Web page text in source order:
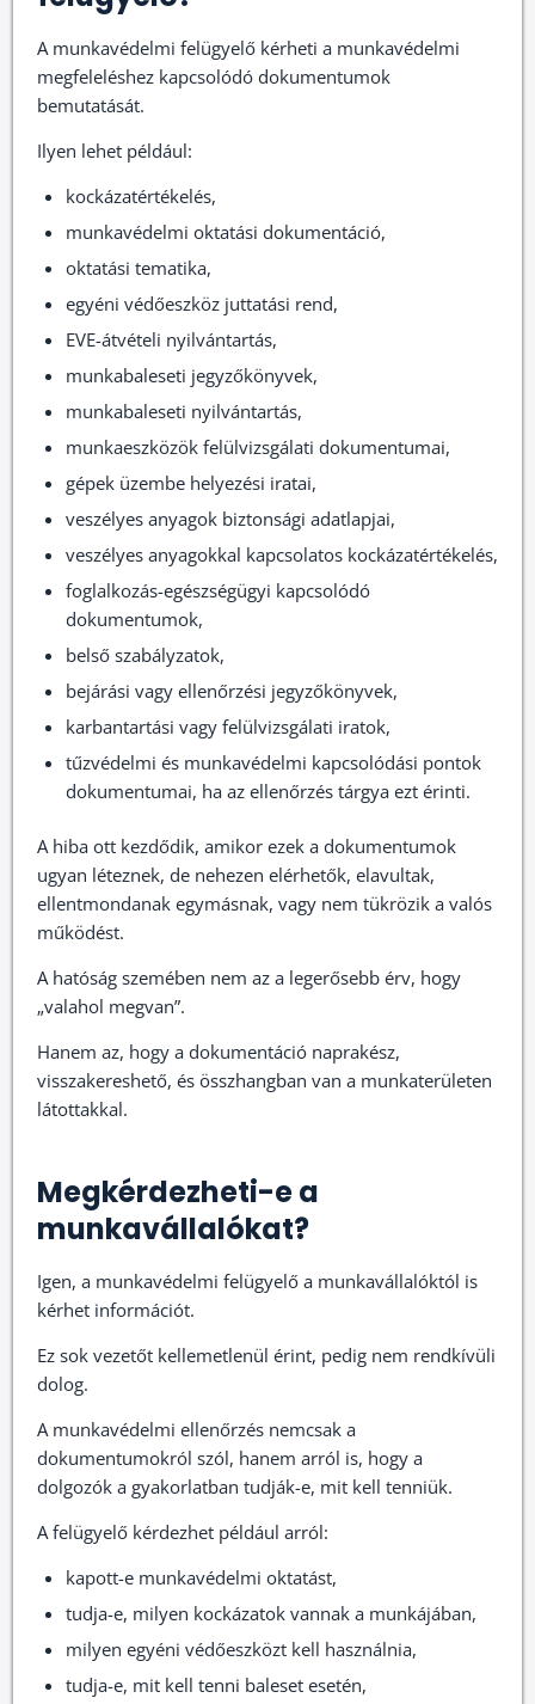
A munkavédelmi felügyelő kérheti a munkavédelmi
megfeleléshez kapcsolódó dokumentumok
bemutatását.
Ilyen lehet például:
kockázatértékelés,
munkavédelmi oktatási dokumentáció,
oktatási tematika,
egyéni védőeszköz juttatási rend,
EVE-átvételi nyilvántartás,
munkabaleseti jegyzőkönyvek,
munkabaleseti nyilvántartás,
munkaeszközök felülvizsgálati dokumentumai,
gépek üzembe helyezési iratai,
veszélyes anyagok biztonsági adatlapjai,
veszélyes anyagokkal kapcsolatos kockázatértékelés,
foglalkozás-egészségügyi kapcsolódó
dokumentumok,
belső szabályzatok,
bejárási vagy ellenőrzési jegyzőkönyvek,
karbantartási vagy felülvizsgálati iratok,
tűzvédelmi és munkavédelmi kapcsolódási pontok
dokumentumai, ha az ellenőrzés tárgya ezt érinti.
A hiba ott kezdődik, amikor ezek a dokumentumok
ugyan léteznek, de nehezen elérhetők, elavultak,
ellentmondanak egymásnak, vagy nem tükrözik a valós
működést.
A hatóság szemében nem az a legerősebb érv, hogy
„valahol megvan”.
Hanem az, hogy a dokumentáció naprakész,
visszakereshető, és összhangban van a munkaterületen
látottakkal.
Megkérdezheti-e a
munkavállalókat?
Igen, a munkavédelmi felügyelő a munkavállalóktól is
kérhet információt.
Ez sok vezetőt kellemetlenül érint, pedig nem rendkívüli
dolog.
A munkavédelmi ellenőrzés nemcsak a
dokumentumokról szól, hanem arról is, hogy a
dolgozók a gyakorlatban tudják-e, mit kell tenniük.
A felügyelő kérdezhet például arról:
kapott-e munkavédelmi oktatást,
tudja-e, milyen kockázatok vannak a munkájában,
milyen egyéni védőeszközt kell használnia,
tudja-e, mit kell tenni baleset esetén,